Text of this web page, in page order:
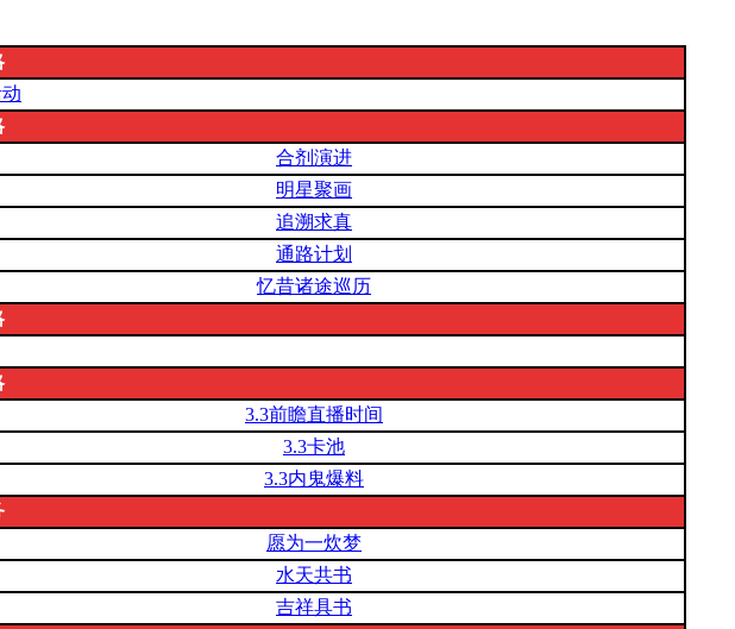
合剂演进
明星聚画
追溯求真
通路计划
忆昔诸途巡历
3.3前瞻直播时间
3.3卡池
3.3内鬼爆料
愿为一炊梦
水天共书
吉祥具书